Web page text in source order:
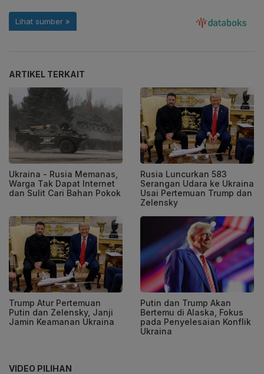
ARTIKEL TERKAIT
Ukraina - Rusia Memanas,
Warga Tak Dapat Internet
dan Sulit Cari Bahan Pokok
Rusia Luncurkan 583
Serangan Udara ke Ukraina
Usai Pertemuan Trump dan
Zelensky
Trump Atur Pertemuan
Putin dan Zelensky, Janji
Jamin Keamanan Ukraina
Putin dan Trump Akan
Bertemu di Alaska, Fokus
pada Penyelesaian Konflik
Ukraina
VIDEO PILIHAN